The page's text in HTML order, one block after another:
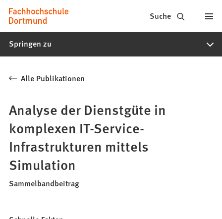
Inhalt anspringen
Fachhochschule
Dortmund
-
Studiengänge,
Bewerbung
Suche
Springen zu
Alle Publikationen
Analyse der Dienstgüte in
komplexen IT-Service-
Infrastrukturen mittels
Simulation
Sammelbandbeitrag